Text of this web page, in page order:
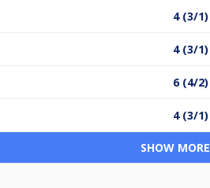
4 (3/1)
4 (3/1)
6 (4/2)
4 (3/1)
SHOW MORE